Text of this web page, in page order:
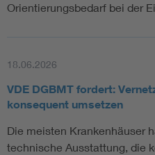
Orientierungsbedarf bei der
18.06.2026
VDE DGBMT fordert:
konsequent umsetzen
Die meisten Krankenhäuser
technische Ausstattung, die